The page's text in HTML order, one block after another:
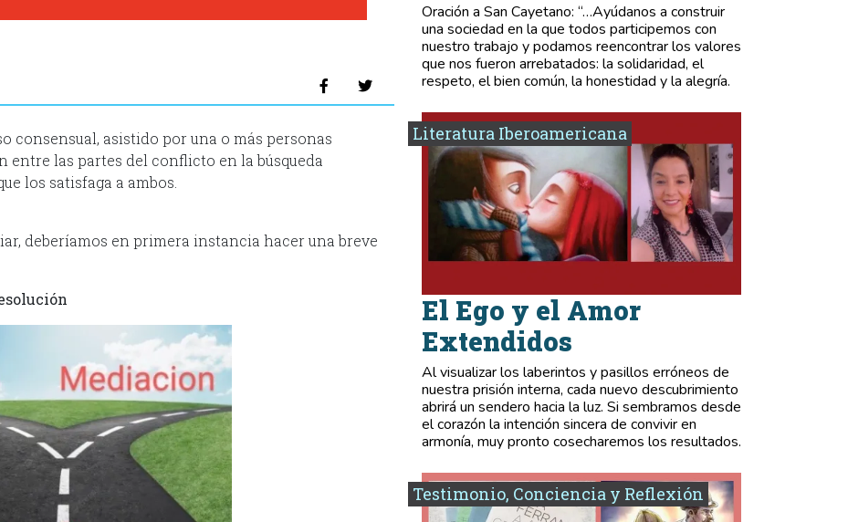
consensual, asistido por una o más personas
las partes del conflicto en la búsqueda
los satisfaga a ambos.
deberíamos en primera instancia hacer una breve
Oración a San Cayetano: “…Ayúdanos a construir
una sociedad en la que todos participemos con
nuestro trabajo y podamos reencontrar los valores
que nos fueron arrebatados: la solidaridad, el
respeto, el bien común, la honestidad y la alegría.
Literatura Iberoamericana
El Ego y el Amor
Extendidos
Al visualizar los laberintos y pasillos erróneos de
nuestra prisión interna, cada nuevo descubrimiento
abrirá un sendero hacia la luz. Si sembramos desde
el corazón la intención sincera de convivir en
armonía, muy pronto cosecharemos los resultados.
Testimonio, Conciencia y Reflexión